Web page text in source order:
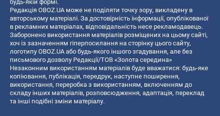
будь-якій формі.
Редакція OBOZ.UA може не поділяти точку зору, викладену в
авторському матеріалі. За достовірність інформації, опублікованої
в рекламних матеріалах, відповідальність несе рекламодавець.
Заборонено використання матеріалів розміщених на цьому сайті,
хоч із зазначенням гіперпосилання на сторінку цього сайту,
логотипу OBOZ.UA або будь-якого іншого згадування, але без
письмового дозволу Редакції/ТОВ «Золота середина»
Незаконним використанням матеріалів буде вважатися: будь-яке
копiювання, публiкацiя, передрук, наступне поширення,
використання, переробка з використанням, включенням до
складу інших матеріалів, розповсюдження, адаптація, переклад
та інші подібні зміни матеріалу.